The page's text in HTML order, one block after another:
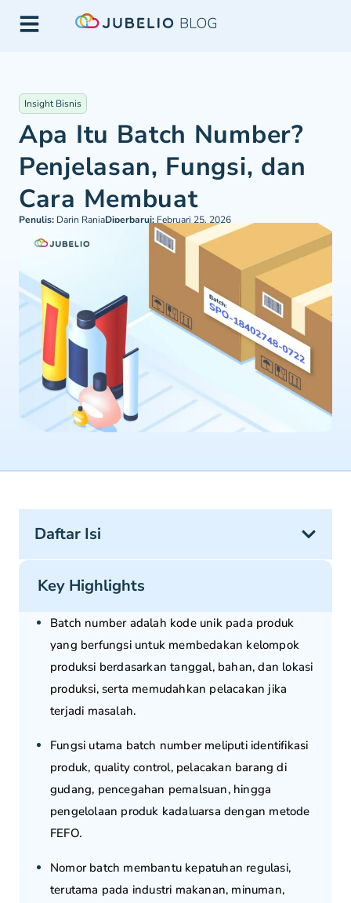
Insight Bisnis
Apa Itu Batch Number?
Penjelasan, Fungsi, dan
Cara Membuat
Penulis: Darin RaniaDiperbarui: Februari 25, 2026
Key Highlights
Batch number adalah kode unik pada produk
yang berfungsi untuk membedakan kelompok
produksi berdasarkan tanggal, bahan, dan lokasi
produksi, serta memudahkan pelacakan jika
terjadi masalah.
Fungsi utama batch number meliputi identifikasi
produk, quality control, pelacakan barang di
gudang, pencegahan pemalsuan, hingga
pengelolaan produk kadaluarsa dengan metode
FEFO.
Nomor batch membantu kepatuhan regulasi,
terutama pada industri makanan, minuman,
Daftar Isi